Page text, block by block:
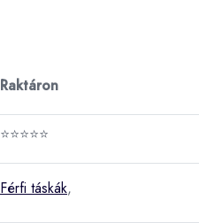
Raktáron
⭐⭐⭐⭐⭐
Férfi táskák,